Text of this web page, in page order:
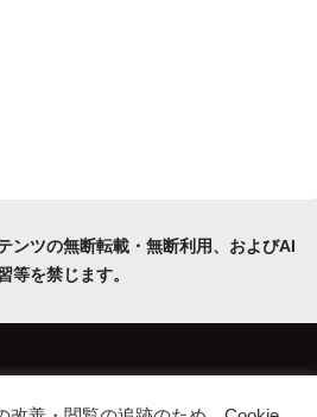
ンツの無断転載・無断利用、およびAI
等を禁じます。